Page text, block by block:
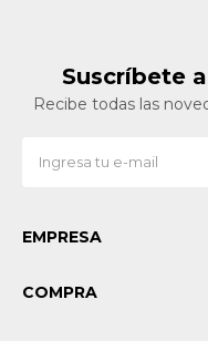
Suscríbete
Recibe todas las
EMPRESA
COMPRA